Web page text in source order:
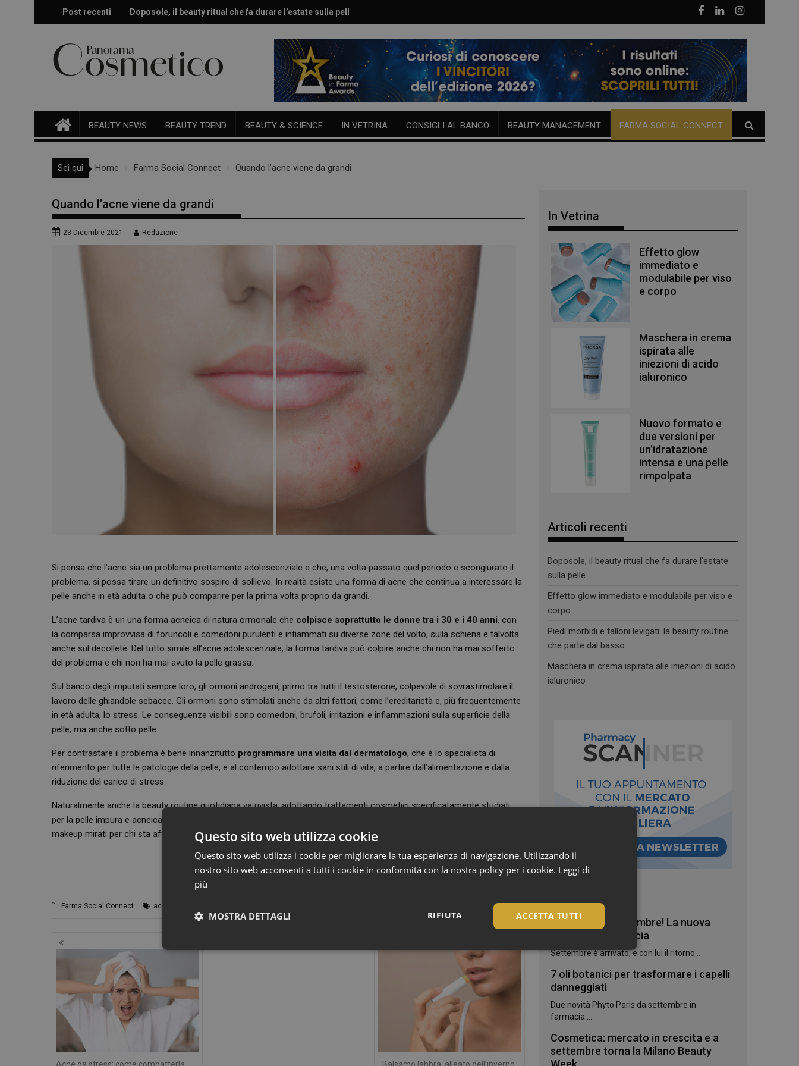
Post recenti Doposole, il beauty ritual che fa durare l’estate sulla pelle
Effetto glow immediato e modulabile per viso e corpo
BEAUTY NEWS BEAUTY TREND BEAUTY & SCIENCE IN VETRINA CONSIGLI AL BANCO BEAUTY MANAGEMENT FARMA SOCIAL CONNECT
Sei qui Home Farma Social Connect Quando l’acne viene da grandi
Quando l’acne viene da grandi
23 Dicembre 2021 Redazione
Si pensa che l’acne sia un problema prettamente adolescenziale e che, una volta passato quel periodo e scongiurato il
problema, si possa tirare un definitivo sospiro di sollievo. In realtà esiste una forma di acne che continua a interessare la
pelle anche in età adulta o che può comparire per la prima volta proprio da grandi.
L’acne tardiva è un una forma acneica di natura ormonale che colpisce soprattutto le donne tra i 30 e i 40 anni, con
la comparsa improvvisa di foruncoli e comedoni purulenti e infiammati su diverse zone del volto, sulla schiena e talvolta
anche sul decolleté. Del tutto simile all’acne adolescenziale, la forma tardiva può colpire anche chi non ha mai sofferto
del problema e chi non ha mai avuto la pelle grassa.
Sul banco degli imputati sempre loro, gli ormoni androgeni, primo tra tutti il testosterone, colpevole di sovrastimolare il
lavoro delle ghiandole sebacee. Gli ormoni sono stimolati anche da altri fattori, come l’ereditarietà e, più frequentemente
in età adulta, lo stress. Le conseguenze visibili sono comedoni, brufoli, irritazioni e infiammazioni sulla superficie della
pelle, ma anche sotto pelle.
Per contrastare il problema è bene innanzitutto programmare una visita dal dermatologo, che è lo specialista di
riferimento per tutte le patologie della pelle, e al contempo adottare sani stili di vita, a partire dall’alimentazione e dalla
riduzione del carico di stress.
Naturalmente anche la beauty routine quotidiana va rivista, adottando trattamenti cosmetici specificatamente studiati
per la pelle impura e acneica, dalla detersione, passando per l’indispensabile idratazione, fino alla scelta di prodotti
makeup mirati per chi sta affrontando questa problematica.
Farma Social Connect acne
Navigazione
articoli
In Vetrina
Effetto glow
immediato e
modulabile per viso
e corpo
Maschera in crema
ispirata alle
iniezioni di acido
ialuronico
Nuovo formato e
due versioni per
un’idratazione
intensa e una pelle
rimpolpata
Articoli recenti
Doposole, il beauty ritual che fa durare l’estate
sulla pelle
Effetto glow immediato e modulabile per viso e
corpo
Piedi morbidi e talloni levigati: la beauty routine
che parte dal basso
Maschera in crema ispirata alle iniezioni di acido
ialuronico
Bentornato, settembre! La nuova
stagione in farmacia
Settembre è arrivato, e con lui il ritorno...
7 oli botanici per trasformare i capelli
danneggiati
Due novità Phyto Paris da settembre in
farmacia:...
Cosmetica: mercato in crescita e a
settembre torna la Milano Beauty
Questo sito web utilizza cookie
Questo sito web utilizza i cookie per migliorare la tua esperienza di navigazione. Utilizzando il
nostro sito web acconsenti a tutti i cookie in conformità con la nostra policy per i cookie. Leggi di
più
ACCETTA TUTTI
RIFIUTA
MOSTRA DETTAGLI
Necessari
I cookie necessari contribuiscono a rendere fruibile il sito web abilitandone funzionalità di base quali la navigazione sulle pagine